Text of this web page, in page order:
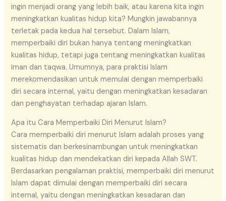
ingin menjadi orang yang lebih baik, atau karena kita ingin
meningkatkan kualitas hidup kita? Mungkin jawabannya
terletak pada kedua hal tersebut. Dalam Islam,
memperbaiki diri bukan hanya tentang meningkatkan
kualitas hidup, tetapi juga tentang meningkatkan kualitas
iman dan taqwa. Umumnya, para praktisi Islam
merekomendasikan untuk memulai dengan memperbaiki
diri secara internal, yaitu dengan meningkatkan kesadaran
dan penghayatan terhadap ajaran Islam.
Apa itu Cara Memperbaiki Diri Menurut Islam?
Cara memperbaiki diri menurut Islam adalah proses yang
sistematis dan berkesinambungan untuk meningkatkan
kualitas hidup dan mendekatkan diri kepada Allah SWT.
Berdasarkan pengalaman praktisi, memperbaiki diri menurut
Islam dapat dimulai dengan memperbaiki diri secara
internal, yaitu dengan meningkatkan kesadaran dan